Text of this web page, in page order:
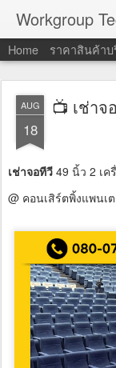
Workgroup
Home ราคาสินค้าบ
AUG
18
📺 เช่าจ
เช่าจอทีวี 49 นิ้ว 2 เค
@ คอนเสิร์ตพิ้งแพนเ